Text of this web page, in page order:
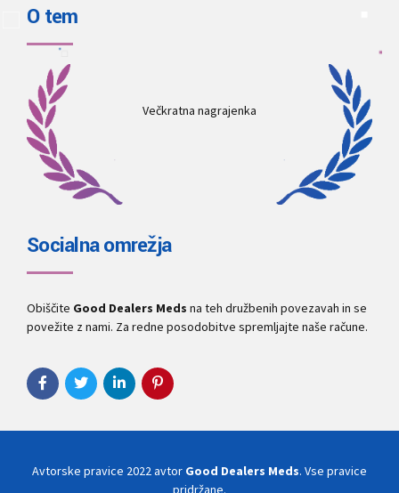
O tem
Večkratna nagrajenka
Socialna omrežja
Obiščite Good Dealers Meds na teh družbenih povezavah in se
povežite z nami. Za redne posodobitve spremljajte naše račune.
Avtorske pravice 2022 avtor Good Dealers Meds. Vse pravice
pridržane.